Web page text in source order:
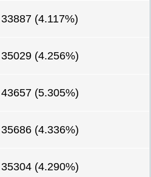
33887 (4.117%)
35029 (4.256%)
43657 (5.305%)
35686 (4.336%)
35304 (4.290%)